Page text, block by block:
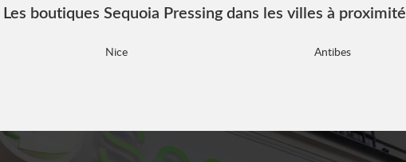
Les boutiques Sequoia Pressing dans les villes à proximité
Nice Antibes